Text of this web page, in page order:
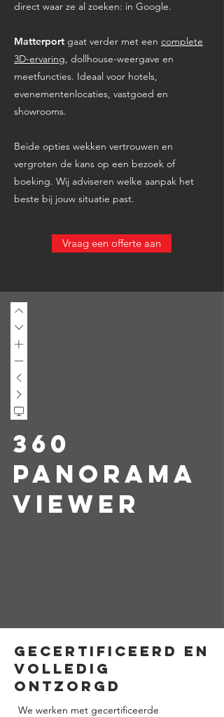
direct waar ze al zoeken: in Google.
Matterport gaat verder met een complete
3D-ervaring, dollhouse-weergave en
meetfuncties. Ideaal voor hotels,
evenementenlocaties, vastgoed en
showrooms.
Beide opties wekken vertrouwen en
vergroten de kans op een bezoek of
boeking. Wij adviseren welke aanpak het
beste bij jouw situatie past.
Vraag een offerte aan
360
PANORAMA
VIEWER
Gecertificeerd en
volledig
ontzorgd
We werken met gecertificeerde